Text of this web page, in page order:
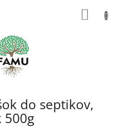
do septikov,
500g